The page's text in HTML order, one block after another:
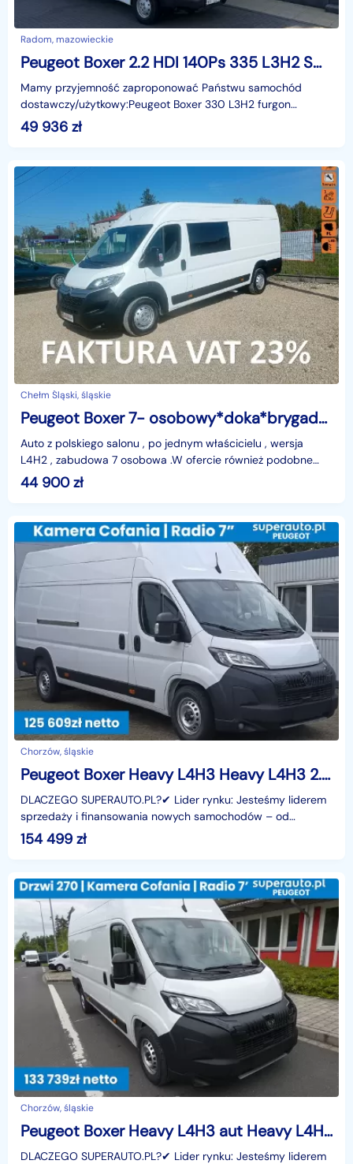
Radom, mazowieckie
Peugeot Boxer 2.2 HDI 140Ps 335 L3H2 S&S ,Vat-1, Stan bdb!
Mamy przyjemność zaproponować Państwu samochód
dostawczy/użytkowy:Peugeot Boxer 330 L3H2 furgon
przeszklony , który jest wyjątkowy ze względu na:➫
GWARANCJĘ POC
49 936 zł
Chełm Śląski, śląskie
Peugeot Boxer 7- osobowy*doka*brygadówka*
Auto z polskiego salonu , po jednym właścicielu , wersja
L4H2 , zabudowa 7 osobowa .W ofercie również podobne
ducato w wersji L4 H3 przebieg 277 000 km 7 -osob
44 900zł
Chorzów, śląskie
Peugeot Boxer Heavy L4H3 Heavy L4H3 2.2 180KM
DLACZEGO SUPERAUTO.PL?✔ Lider rynku: Jesteśmy liderem
sprzedaży i finansowania nowych samochodów – od
osobowych, przez dostawcze, po segment premium.✔
Zaufanie
154 499 zł
Chorzów, śląskie
Peugeot Boxer Heavy L4H3 aut Heavy L4H3 aut 2.2 180KM
DLACZEGO SUPERAUTO.PL?✔ Lider rynku: Jesteśmy liderem